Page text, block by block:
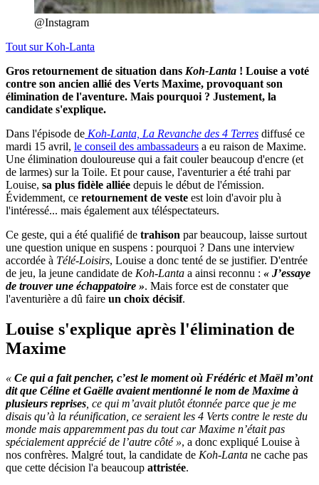
@Instagram
Tout surKoh-Lanta
Gros retournement de situation dans Koh-Lanta ! Louise a voté
contre son ancien allié des Verts Maxime, provoquant son
élimination de l'aventure. Mais pourquoi ? Justement, la
candidate s'explique.
Dans l'épisode de Koh-Lanta, La Revanche des 4 Terres diffusé ce
mardi 15 avril, le conseil des ambassadeurs a eu raison de Maxime.
Une élimination douloureuse qui a fait couler beaucoup d'encre (et
de larmes) sur la Toile. Et pour cause, l'aventurier a été trahi par
Louise, sa plus fidèle alliée depuis le début de l'émission.
Évidemment, ce retournement de veste est loin d'avoir plu à
l'intéressé... mais également aux téléspectateurs.
Ce geste, qui a été qualifié de trahison par beaucoup, laisse surtout
une question unique en suspens : pourquoi ? Dans une interview
accordée à Télé-Loisirs, Louise a donc tenté de se justifier. D'entrée
de jeu, la jeune candidate de Koh-Lanta a ainsi reconnu : « J’essaye
de trouver une échappatoire ». Mais force est de constater que
l'aventurière a dû faire un choix décisif.
Louise s'explique après l'élimination de
Maxime
« Ce qui a fait pencher, c’est le moment où Frédéric et Maël m’ont
dit que Céline et Gaëlle avaient mentionné le nom de Maxime à
plusieurs reprises, ce qui m’avait plutôt étonnée parce que je me
disais qu’à la réunification, ce seraient les 4 Verts contre le reste du
monde mais apparemment pas du tout car Maxime n’était pas
spécialement apprécié de l’autre côté », a donc expliqué Louise à
nos confrères. Malgré tout, la candidate de Koh-Lanta ne cache pas
que cette décision l'a beaucoup attristée.